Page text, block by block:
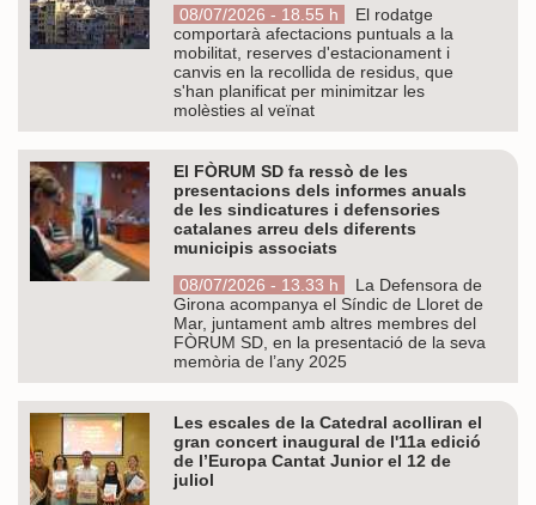
08/07/2026 - 18.55 h
El rodatge
comportarà afectacions puntuals a la
mobilitat, reserves d'estacionament i
canvis en la recollida de residus, que
s'han planificat per minimitzar les
molèsties al veïnat
El FÒRUM SD fa ressò de les
presentacions dels informes anuals
de les sindicatures i defensories
catalanes arreu dels diferents
municipis associats
08/07/2026 - 13.33 h
La Defensora de
Girona acompanya el Síndic de Lloret de
Mar, juntament amb altres membres del
FÒRUM SD, en la presentació de la seva
memòria de l’any 2025
Les escales de la Catedral acolliran el
gran concert inaugural de l'11a edició
de l’Europa Cantat Junior el 12 de
juliol